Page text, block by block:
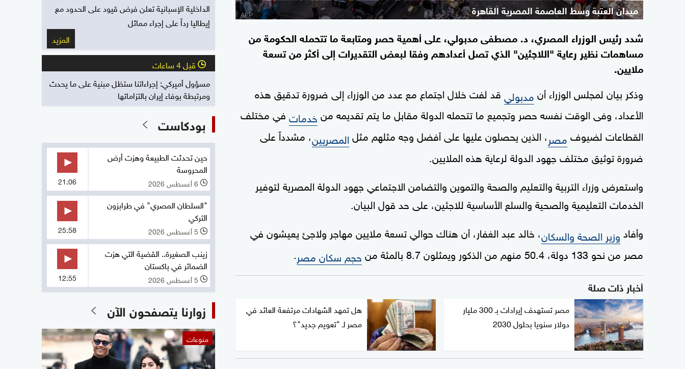
ميدان العتبة وسط العاصمة المصرية القاهرة
شدد رئيس الوزراء المصري، د. مصطفى مدبولي، على أهمية حصر ومتابعة ما تتحمله الحكومة من
مساهمات نظير رعاية "اللاجئين" الذي تصل أعدادهم وفقا لبعض التقديرات إلى أكثر من تسعة
ملايين.
وذكر بيان لمجلس الوزراء أن مدبولي قد لفت خلال اجتماع مع عدد من الوزراء إلى ضرورة تدقيق هذه
الأعداد، وفى الوقت نفسه حصر وتجميع ما تتحمله الدولة مقابل ما يتم تقديمه من خدمات في مختلف
القطاعات لضيوف مصر، الذين يحصلون عليها على أفضل وجه مثلهم مثل المصريين، مشدداً على
ضرورة توثيق مختلف جهود الدولة لرعاية هذه الملايين.
واستعرض وزراء التربية والتعليم والصحة والتموين والتضامن الاجتماعي جهود الدولة المصرية لتوفير
الخدمات التعليمية والصحية والسلع الأساسية للاجئين، على حد قول البيان.
وأفاد وزير الصحة والسكان، خالد عبد الغفار، أن هناك حوالي تسعة ملايين مهاجر ولاجئ يعيشون في
مصر من نحو 133 دولة، 50.4 منهم من الذكور ويمثلون 8.7 بالمئة من
حجم سكان مصر
أخبار ذات صلة
مصر تستهدف إيرادات بـ 300 مليار
دولار سنويا بحلول 2030
هل تمهد الشهادات مرتفعة العائد في
مصر لـ "تعويم جديد"؟
الداخلية الإسبانية تعلن فرض قيود على الحدود مع
إيطاليا رداً على إجراء مماثل
المزيد
l قبل 4 ساعات
مسؤول أميركي: إجراءاتنا ستظل مبنية على ما يحدث
ومرتبطة بوفاء إيران بالتزاماتها
بودكاست
حين تحدثت الطبيعة وهزت أرض
المحروسة
l 6 أغسطس 2026 21:06
"السلطان المصري" في طرابزون
التركي
l 5 أغسطس 2026 25:58
زينب الصغيرة.. القضية التي هزت
الضمائر في باكستان
l 5 أغسطس 2026 12:55
زوارنا يتصفحون الآن
منوعات